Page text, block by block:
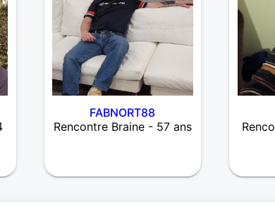
FABNORT88
Rencontre Braine - 57 ans